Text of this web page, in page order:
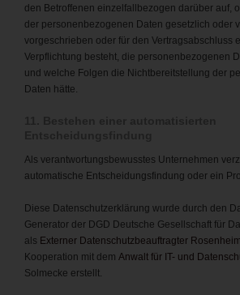
den Betroffenen einzelfallbezogen darüber auf,
der personenbezogenen Daten gesetzlich oder
vorgeschrieben oder für den Vertragsabschluss
Verpflichtung besteht, die personenbezogenen
und welche Folgen die Nichtbereitstellung der
Daten hätte.
Als verantwortungsbewusstes Unternehmen
automatische Entscheidungsfindung oder ein
Diese Datenschutzerklärung wurde durch den
Generator der DGD Deutsche Gesellschaft für
als Externer Datenschutzbeauftragter Rosenheim
Kooperation mit dem Anwalt für IT- und
Solmecke erstellt.